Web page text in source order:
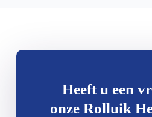
Heeft u een
onze Rolluik